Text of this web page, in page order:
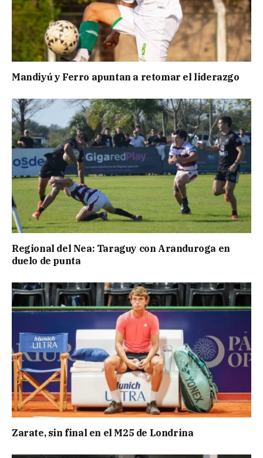
Mandiyú y Ferro apuntan a retomar el liderazgo
Regional del Nea: Taraguy con Aranduroga en
duelo de punta
Zarate, sin final en el M25 de Londrina